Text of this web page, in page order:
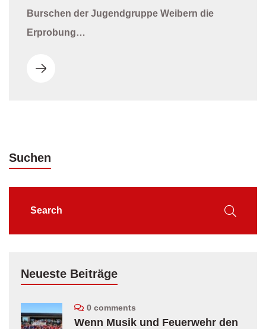
Burschen der Jugendgruppe Weibern die
Erprobung…
Suchen
Neueste Beiträge
0 comments
Wenn Musik und Feuerwehr den